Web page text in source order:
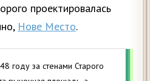
проектировалась
Нове Место.
году за стенами Старого